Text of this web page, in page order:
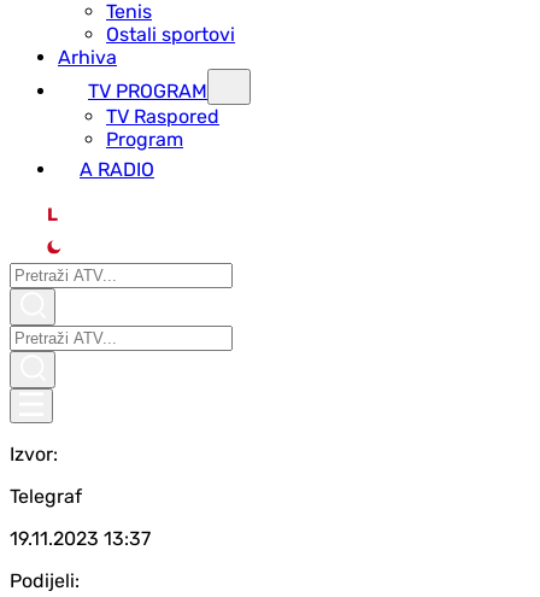
Tenis
Ostali sportovi
Arhiva
TV PROGRAM
ТV Raspored
Program
A RADIO
L
Izvor:
Telegraf
19.11.2023 13:37
Podijeli: